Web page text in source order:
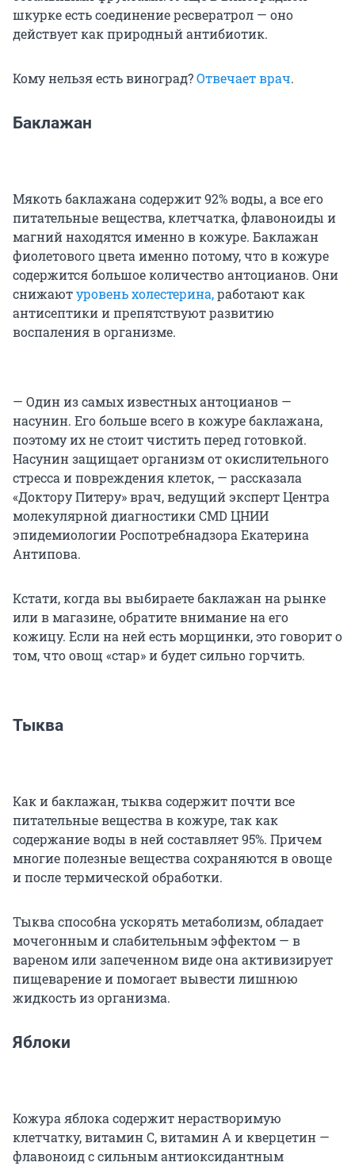
шкурке есть соединение ресвератрол — оно
действует как природный антибиотик.
Кому нельзя есть виноград?Отвечает врач.
Баклажан
Мякоть баклажана содержит 92% воды, а все его
питательные вещества, клетчатка, флавоноиды и
магний находятся именно в кожуре. Баклажан
фиолетового цвета именно потому, что в кожуре
содержится большое количество антоцианов. Они
снижаютуровень холестерина,работают как
антисептики и препятствуют развитию
воспаления в организме.
— Один из самых известных антоцианов —
насунин. Его больше всего в кожуре баклажана,
поэтому их не стоит чистить перед готовкой.
Насунин защищает организм от окислительного
стресса и повреждения клеток, — рассказала
«Доктору Питеру» врач, ведущий эксперт Центра
молекулярной диагностики CMD ЦНИИ
эпидемиологии Роспотребнадзора Екатерина
Антипова.
Кстати, когда вы выбираете баклажан на рынке
или в магазине, обратите внимание на его
кожицу. Если на ней есть морщинки, это говорит о
том, что овощ «стар» и будет сильно горчить.
Тыква
Как и баклажан, тыква содержит почти все
питательные вещества в кожуре, так как
содержание воды в ней составляет 95%. Причем
многие полезные вещества сохраняются в овоще
и после термической обработки.
Тыква способна ускорять метаболизм, обладает
мочегонным и слабительным эффектом — в
вареном или запеченном виде она активизирует
пищеварение и помогает вывести лишнюю
жидкость из организма.
Яблоки
Кожура яблока содержит нерастворимую
клетчатку, витамин С, витамин А и кверцетин —
флавоноид с сильным антиоксидантным